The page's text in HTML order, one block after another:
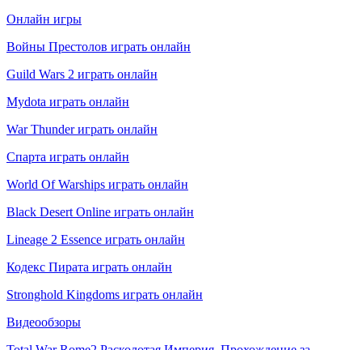
Онлайн игры
Войны Престолов играть онлайн
Guild Wars 2 играть онлайн
Mydota играть онлайн
War Thunder играть онлайн
Спарта играть онлайн
World Of Warships играть онлайн
Black Desert Online играть онлайн
Lineage 2 Essence играть онлайн
Кодекс Пирата играть онлайн
Stronghold Kingdoms играть онлайн
Видеообзоры